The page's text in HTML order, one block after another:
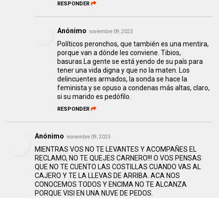
RESPONDER
Anónimo noviembre 09, 2023
Políticos peronchos, que también es una mentira,
porque van a dónde les conviene. Tibios,
basuras.La gente se está yendo de su país para
tener una vida digna y que no la maten. Los
delincuentes armados, la sonda se hace la
feminista y se opuso a condenas más altas, claro,
si su marido es pedófilo.
RESPONDER
Anónimo noviembre 09, 2023
MIENTRAS VOS NO TE LEVANTES Y ACOMPAÑES EL
RECLAMO, NO TE QUEJES CARNERO!!! O VOS PENSAS
QUE NO TE CUENTO LAS COSTILLAS CUANDO VAS AL
CAJERO Y TE LA LLEVAS DE ARRIBA. ACA NOS
CONOCEMOS TODOS Y ENCIMA NO TE ALCANZA
PORQUE VISI EN UNA NUVE DE PEDOS.